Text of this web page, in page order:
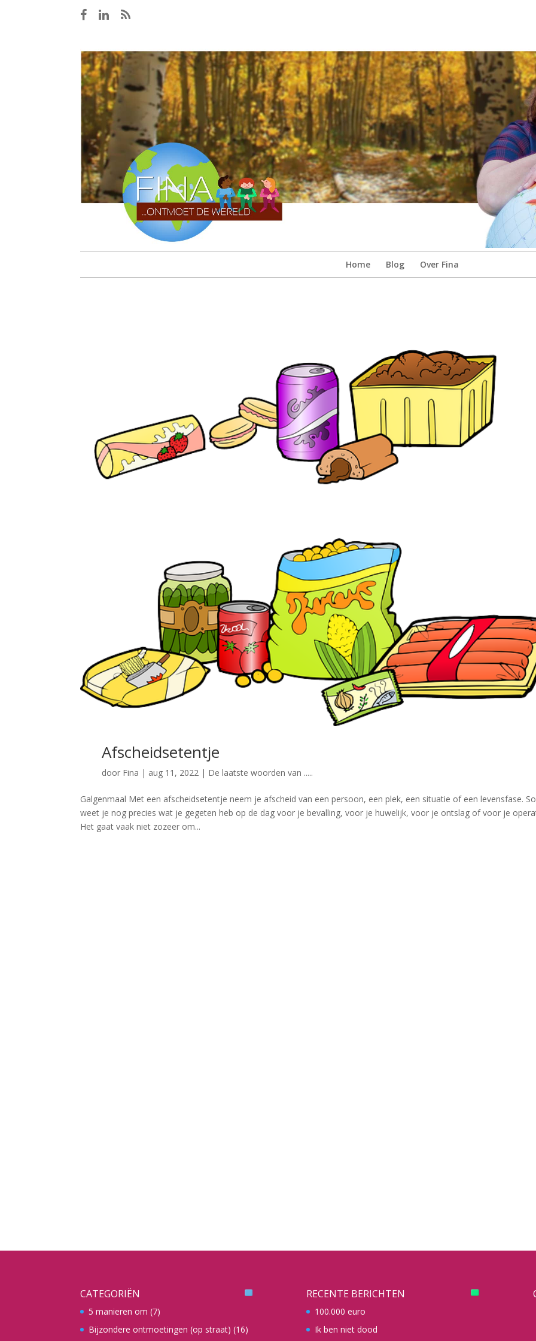
Home Blog Over Fina
Afscheidsetentje
door Fina | aug 11, 2022 | De laatste woorden van .....
Galgenmaal Met een afscheidsetentje neem je afscheid van een persoon, een plek, een situatie of een levensfase.
weet je nog precies wat je gegeten heb op de dag voor je bevalling, voor je huwelijk, voor je ontslag of voor je
Het gaat vaak niet zozeer om...
CATEGORIËN
5 manieren om (7)
Bijzondere ontmoetingen (op straat) (16)
RECENTE BERICHTEN
100.000 euro
Ik ben niet dood